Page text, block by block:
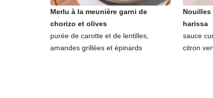
Merlu à la meunière garni de
chorizo et olives
purée de carotte et de lentilles,
amandes grillées et épinards
Nouilles
harissa
sauce
citron